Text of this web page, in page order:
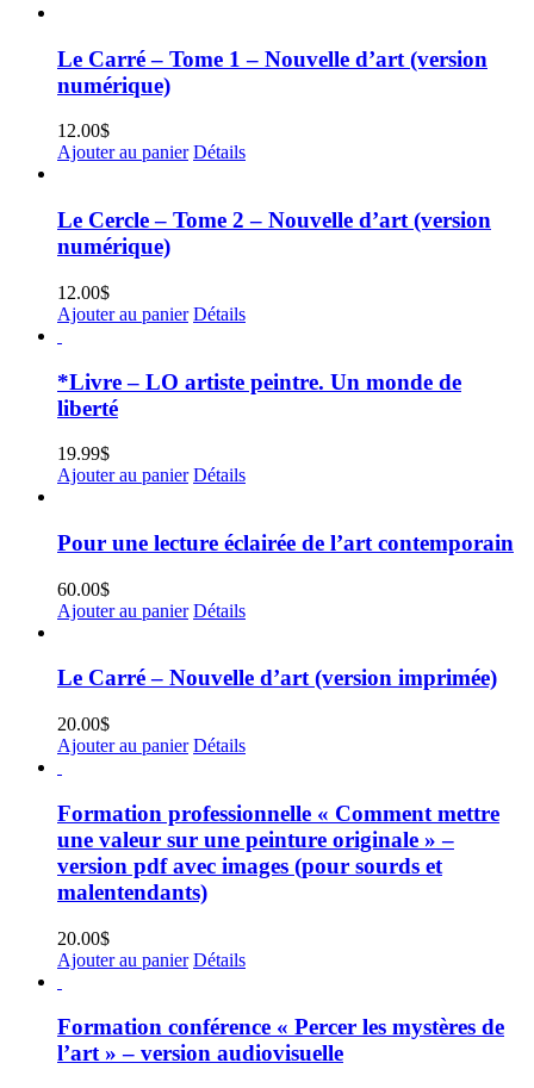
Le Carré – Tome 1 – Nouvelle d’art (version
numérique)
12.00$
Ajouter au panier Détails
Le Cercle – Tome 2 – Nouvelle d’art (version
numérique)
12.00$
Ajouter au panier Détails
*Livre – LO artiste peintre. Un monde de
liberté
19.99$
Ajouter au panier Détails
Pour une lecture éclairée de l’art contemporain
60.00$
Ajouter au panier Détails
Le Carré – Nouvelle d’art (version imprimée)
20.00$
Ajouter au panier Détails
Formation professionnelle « Comment mettre
une valeur sur une peinture originale » –
version pdf avec images (pour sourds et
malentendants)
20.00$
Ajouter au panier Détails
Formation conférence « Percer les mystères de
l’art » – version audiovisuelle